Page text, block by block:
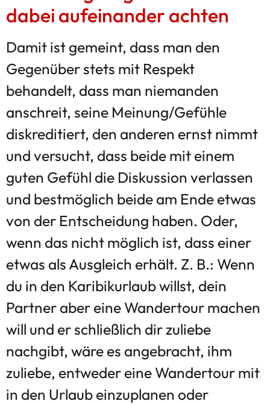
dabei aufeinander achten
Damit ist gemeint, dass man den
Gegenüber stets mit Respekt
behandelt, dass man niemanden
anschreit, seine Meinung/Gefühle
diskreditiert, den anderen ernst nimmt
und versucht, dass beide mit einem
guten Gefühl die Diskussion verlassen
und bestmöglich beide am Ende etwas
von der Entscheidung haben. Oder,
wenn das nicht möglich ist, dass einer
etwas als Ausgleich erhält. Z. B.: Wenn
du in den Karibikurlaub willst, dein
Partner aber eine Wandertour machen
will und er schließlich dir zuliebe
nachgibt, wäre es angebracht, ihm
zuliebe, entweder eine Wandertour mit
in den Urlaub einzuplanen oder